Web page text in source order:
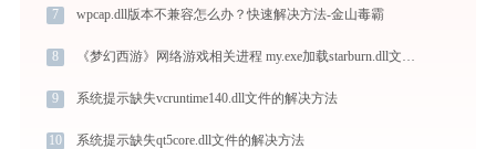
7 wpcap.dll版本不兼容怎么办？快速解决方法-金山毒霸
8 《梦幻西游》网络游戏相关进程 my.exe加载starburn.dll文件丢失处理办法
9 系统提示缺失vcruntime140.dll文件的解决方法
10 系统提示缺失qt5core.dll文件的解决方法